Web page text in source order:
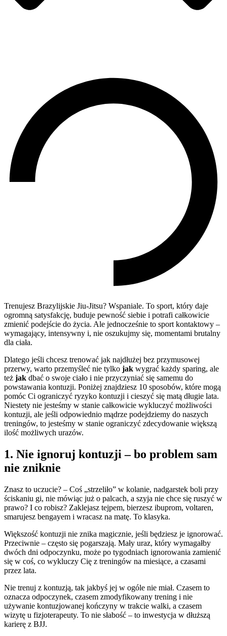
Trenujesz Brazylijskie Jiu-Jitsu? Wspaniale. To sport, który daje
ogromną satysfakcję, buduje pewność siebie i potrafi całkowicie
zmienić podejście do życia. Ale jednocześnie to sport kontaktowy –
wymagający, intensywny i, nie oszukujmy się, momentami brutalny
dla ciała.
Dlatego jeśli chcesz trenować jak najdłużej bez przymusowej
przerwy, warto przemyśleć nie tylko jak wygrać każdy sparing, ale
też jak dbać o swoje ciało i nie przyczyniać się samemu do
powstawania kontuzji. Poniżej znajdziesz 10 sposobów, które mogą
pomóc Ci ograniczyć ryzyko kontuzji i cieszyć się matą długie lata.
Niestety nie jesteśmy w stanie całkowicie wykluczyć możliwości
kontuzji, ale jeśli odpowiednio mądrze podejdziemy do naszych
treningów, to jesteśmy w stanie ograniczyć zdecydowanie większą
ilość możliwych urazów.
1. Nie ignoruj kontuzji – bo problem sam
nie zniknie
Znasz to uczucie? – Coś „strzeliło” w kolanie, nadgarstek boli przy
ściskaniu gi, nie mówiąc już o palcach, a szyja nie chce się ruszyć w
prawo? I co robisz? Zaklejasz tejpem, bierzesz ibuprom, voltaren,
smarujesz bengayem i wracasz na matę. To klasyka.
Większość kontuzji nie znika magicznie, jeśli będziesz je ignorować.
Przeciwnie – często się pogarszają. Mały uraz, który wymagałby
dwóch dni odpoczynku, może po tygodniach ignorowania zamienić
się w coś, co wykluczy Cię z treningów na miesiące, a czasami
przez lata.
Nie trenuj z kontuzją, tak jakbyś jej w ogóle nie miał. Czasem to
oznacza odpoczynek, czasem zmodyfikowany trening i nie
używanie kontuzjowanej kończyny w trakcie walki, a czasem
wizytę u fizjoterapeuty. To nie słabość – to inwestycja w dłuższą
karierę z BJJ.